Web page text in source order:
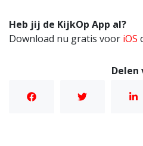
Heb jij de KijkOp App al?
Download nu gratis voor iOS
Delen